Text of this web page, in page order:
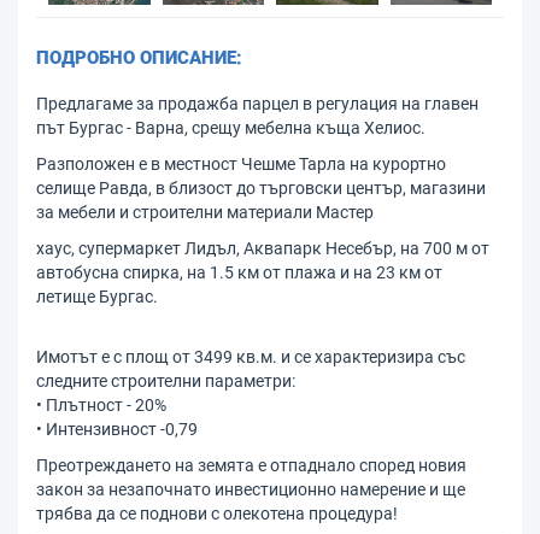
ПОДРОБНО ОПИСАНИЕ:
Предлагаме за продажба парцел в регулация на главен
път Бургас - Варна, срещу мебелна къща Хелиос.
Разположен е в местност Чешме Тарла на курортно
селище Равда, в близост до търговски център, магазини
за мебели и строителни материали Мастер
хаус, супермаркет Лидъл, Аквапарк Несебър, на 700 м от
автобусна спирка, на 1.5 км от плажа и на 23 км от
летище Бургас.
Имотът е с площ от 3499 кв.м. и се характеризира със
следните строителни параметри:
• Плътност - 20%
• Интензивност -0,79
Преотреждането на земята е отпаднало според новия
закон за незапочнато инвестиционно намерение и ще
трябва да се поднови с олекотена процедура!